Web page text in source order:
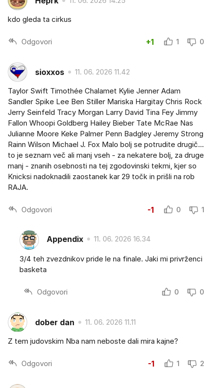
kdo gleda ta cirkus
Odgovori +1 1 0
sioxxos 11. 06. 2026 11.42
Taylor Swift Timothée Chalamet Kylie Jenner Adam
Sandler Spike Lee Ben Stiller Mariska Hargitay Chris Rock
Jerry Seinfeld Tracy Morgan Larry David Tina Fey Jimmy
Fallon Whoopi Goldberg Hailey Bieber Tate McRae Nas
Julianne Moore Keke Palmer Penn Badgley Jeremy Strong
Rainn Wilson Michael J. Fox Malo bolj se potrudite drugič...
to je seznam več ali manj vseh - za nekatere bolj, za druge
manj - znanih osebnosti na tej zgodovinski tekmi, kjer so
Knicksi nadoknadili zaostanek kar 29 točk in prišli na rob
RAJA.
Odgovori -1 0 1
Appendix 11. 06. 2026 16.34
3/4 teh zvezdnikov pride le na finale. Jaki mi privrženci
basketa
Odgovori 0 0
dober dan 11. 06. 2026 11.11
Z tem judovskim Nba nam neboste dali mira kajne?
Odgovori -1 1 2